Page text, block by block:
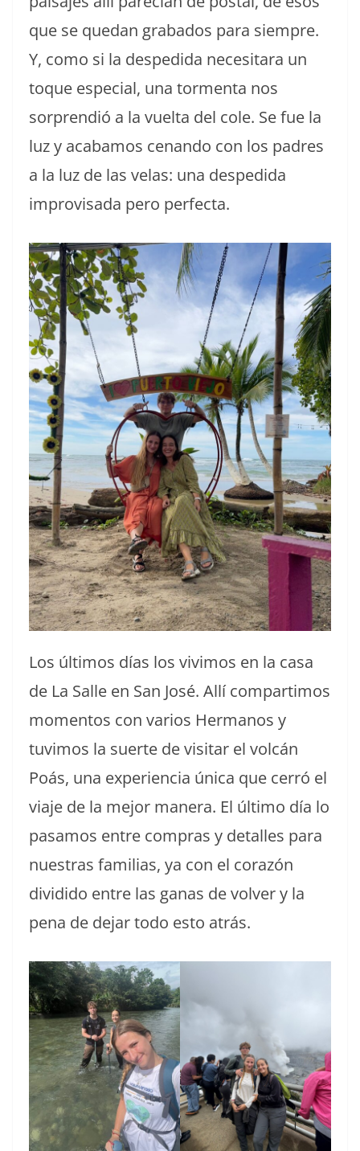
que se quedan grabados para siempre.
Y, como si la despedida necesitara un
toque especial, una tormenta nos
sorprendió a la vuelta del cole. Se fue la
luz y acabamos cenando con los padres
a la luz de las velas: una despedida
improvisada pero perfecta.
Los últimos días los vivimos en la casa
de La Salle en San José. Allí compartimos
momentos con varios Hermanos y
tuvimos la suerte de visitar el volcán
Poás, una experiencia única que cerró el
viaje de la mejor manera. El último día lo
pasamos entre compras y detalles para
nuestras familias, ya con el corazón
dividido entre las ganas de volver y la
pena de dejar todo esto atrás.